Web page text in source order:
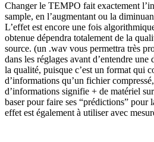
Changer le TEMPO fait exactement
sample, en l’augmentant ou la
L’effet est encore une fois
obtenue dépendra totalement de la
source. (un .wav vous permettra très
dans les réglages avant d’entendre
la qualité, puisque c’est un format qui
d’informations qu’un fichier
d’informations signifie + de matériel
baser pour faire ses “prédictions” pour
effet est également à utiliser avec